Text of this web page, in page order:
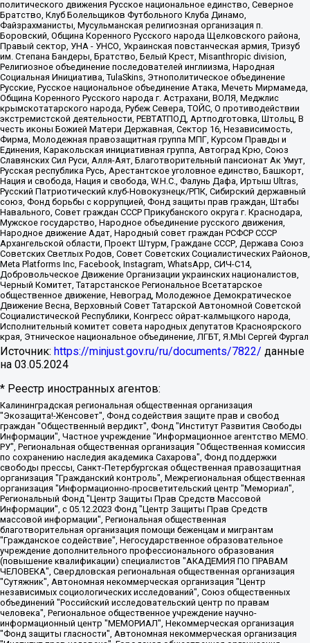
политического движения Русское национальное единство, Северное
Братство, Клуб Болельщиков Футбольного Клуба Динамо,
Файзрахманисты, Мусульманская религиозная организация п.
Боровский, Община Коренного Русского народа Щелковского района,
Правый сектор, УНА - УНСО, Украинская повстанческая армия, Тризуб
им. Степана Бандеры, Братство, Белый Крест, Misanthropic division,
Религиозное объединение последователей инглиизма, Народная
Социальная Инициатива, TulaSkins, Этнополитическое объединение
Русские, Русское национальное объединение Атака, Мечеть Мирмамеда,
Община Коренного Русского народа г. Астрахани, ВОЛЯ, Меджлис
крымскотатарского народа, Рубеж Севера, ТОЙС, О противодействии
экстремистской деятельности, РЕВТАТПОД, Артподготовка, Штольц, В
честь иконы Божией Матери Державная, Сектор 16, Независимость,
Фирма, Молодежная правозащитная группа МПГ, Курсом Правды и
Единения, Каракольская инициативная группа, Автоград Крю, Союз
Славянских Сил Руси, Алля-Аят, Благотворительный пансионат Ак Умут,
Русская республика Русь, Арестантское уголовное единство, Башкорт,
Нация и свобода, Нация и свобода, W.H.С., Фалунь Дафа, Иртыш Ultras,
Русский Патриотический клуб-Новокузнецк/РПК, Сибирский державный
союз, Фонд борьбы с коррупцией, Фонд защиты прав граждан, Штабы
Навального, Совет граждан СССР Прикубанского округа г. Краснодара,
Мужское государство, Народное объединение русского движения,
Народное движение Адат, Народный совет граждан РСФСР СССР
Архангельской области, Проект Штурм, Граждане СССР, Держава Союз
Советских Светлых Родов, Совет Советских Социалистических Районов,
Meta Platforms Inc, Facebook, Instagram, WhatsApp, СИЧ-С14,
Добровольческое Движение Организации украинских националистов,
Черный Комитет, Татарстанское Региональное Всетатарское
общественное движение, Невоград, Молодежное Демократическое
Движение Весна, Верховный Совет Татарской Автономной Советской
Социалистической Республики, Конгресс ойрат-калмыцкого народа,
Исполнительный комитет совета народных депутатов Красноярского
края, Этническое национальное объединение, ЛГБТ, Я.МЫ Сергей Фургал
Источник: https://minjust.gov.ru/ru/documents/7822/ данные
на 03.05.2024
* Реестр иностранных агентов:
Калининградская региональная общественная организация "Экозащита!-Женсовет", Фонд содействия защите прав и свобод граждан "Общественный вердикт", Фонд "Институт Развития Свободы Информации", Частное учреждение "Информационное агентство МЕМО. РУ", Региональная общественная организация "Общественная комиссия по сохранению наследия академика Сахарова", Фонд поддержки свободы прессы, Санкт-Петербургская общественная правозащитная организация "Гражданский контроль", Межрегиональная общественная организация "Информационно-просветительский центр "Мемориал", Региональный Фонд "Центр Защиты Прав Средств Массовой Информации", с 05.12.2023 Фонд "Центр Защиты Прав Средств массовой информации", Региональная общественная благотворительная организация помощи беженцам и мигрантам "Гражданское содействие", Негосударственное образовательное учреждение дополнительного профессионального образования (повышение квалификации) специалистов "АКАДЕМИЯ ПО ПРАВАМ ЧЕЛОВЕКА", Свердловская региональная общественная организация "Сутяжник", Автономная некоммерческая организация "Центр независимых социологических исследований", Союз общественных объединений "Российский исследовательский центр по правам человека", Региональное общественное учреждение научно-информационный центр "МЕМОРИАЛ", Некоммерческая организация "Фонд защиты гласности", Автономная некоммерческая организация "Институт прав человека", Городская общественная организация "Екатеринбургское общество "МЕМОРИАЛ", Городская общественная организация "Рязанское историко-просветительское и правозащитное общество "Мемориал" (Рязанский Мемориал), Челябинский региональный орган общественной самодеятельности – женское общественное объединение "Женщины Евразии", Челябинский региональный орган общественной самодеятельности "Уральская правозащитная группа", Фонд содействия защите здоровья и социальной справедливости имени Андрея Рылькова, Автономная Некоммерческая Организация "Аналитический Центр Юрия Левады", Автономная некоммерческая организация социальной поддержки населения "Проект Апрель", Региональная общественная организация помощи женщинам и детям, находящимся в кризисной ситуации "Информационно-методический центр "Анна", Фонд содействия развитию массовых коммуникаций и правовому просвещению "Так-так-Так", Фонд содействия устойчивому развитию "Серебряная тайга", Свердловский региональный общественный фонд социальных проектов "Новое время", "Idel.Реалии", Кавказ.Реалии, Крым.Реалии, Телеканал Настоящее Время, Татаро-башкирская служба Радио Свобода (Azatliq Radiosi), Радио Свободная Европа/Радио Свобода (PCE/PC), "Сибирь.Реалии", "Фактограф", Благотворительный фонд помощи осужденным и их семьям, Автономная некоммерческая организация "Институт глобализации и социальных движений", Фонд "В защиту прав заключенных", Частное учреждение "Центр поддержки и содействия развитию средств массовой информации", Пензенский региональный общественный благотворительный фонд "Гражданский союз", "Север.Реалии", Некоммерческая организация Фонд "Правовая инициатива", Общество с ограниченной ответственностью "Радио Свободная Европа/Радио Свобода", Чешское информационное агентство "MEDIUM-ORIENT", Красноярская региональная общественная организация "Мы против СПИДа", Камалягин Денис Николаевич, Маркелов Сергей Евгеньевич, Пономарев Лев Александрович, Савицкая Людмила Алексеевна, Автономная некоммерческая организация "Центр по работе с проблемой насилия "НАСИЛИЮ.НЕТ", Межрегиональный профессиональный союз работников здравоохранения "Альянс врачей", Юридическое лицо, зарегистрированное в Латвийской Республике, SIA "Medusa Project" (регистрационный номер 40103797863, дата регистрации 10.06.2014), Некоммерческая организация "Фонд по борьбе с коррупцией", Автономная некоммерческая организация "Институт права и публичной политики", Баданин Роман Сергеевич, Гликин Максим Александрович, Железнова Мария Михайловна, Лукьянова Юлия Сергеевна, Маетная Елизавета Витальевна, Маняхин Петр Борисович, Чуракова Ольга Владимировна, Ярош Юлия Петровна, Юридическое лицо "The Insider SIA", зарегистрированное в Риге, Латвийская Республика (дата регистрации 26.06.2015), являющееся администратором доменного имени интернет-издания "The Insider SIA", https://theins.ru, Постернак Алексей Евгеньевич, Рубин Михаил Аркадьевич, Анин Роман Александрович, Юридическое лицо Istories fonds, зарегистрированное в Латвийской Республике (регистрационный номер 50008295751, дата регистрации 24.02.2020), Великовский Дмитрий Александрович, Долинина Ирина Николаевна, Мароховская Алеся Алексеевна, Шлейнов Роман Юрьевич, Шмагун Олеся Валентиновна, Общество с ограниченной ответственностью "Альтаир 2021", Общество с ограниченной ответственностью "Вега 2021", Общество с ограниченной ответственностью "Главный редактор 2021", Общество с ограниченной ответственностью "Ромашки монолит", Важенков Артем Валерьевич, Ивановская областная общественная организация "Центр гендерных исследований", Гурман Юрий Альбертович, Медиапроект "ОВД-Инфо", Егоров Владимир Владимирович, Жилинский Владимир Александрович, Общество с ограниченной ответственностью "ЗП", Иванова София Юрьевна, Карезина Инна Павловна, Кильтау Екатерина Викторовна, Петров Алексей Викторович, Пискунов Сергей Евгеньевич, Смирнов Сергей Сергеевич, Тихонов Михаил Сергеевич, Общество с ограниченной ответственностью "ЖУРНАЛИСТ-ИНОСТРАННЫЙ АГЕНТ", Арапова Галина Юрьевна, Вольтская Татьяна Анатольевна, Американская компания "Mason G.E.S. Anonymous Foundation" (США), являющаяся владельцем интернет-издания https://mnews.world/, Компания "Stichting Bellingcat", зарегистрированная в Нидерландах (дата регистрации 11.07.2018), Захаров Андрей Вячеславович, Клепиковская Екатерина Дмитриевна, Общество с ограниченной ответственностью "МЕМО", Перл Роман Александрович, Симонов Евгений Алексеевич, Соловьева Елена Анатольевна, Сотников Даниил Владимирович, Сурначева Елизавета Дмитриевна, Автономная некоммерческая организация по защите прав человека и информированию населения "Якутия – Наше Мнение", Общество с ограниченной ответственностью "Москоу диджитал медиа", с 26.01.2023 Общество с ограниченной ответственностью "Чайка Белые сады", Ветошкина Валерия Валерьевна, Заговора Максим Александрович, Межрегиональное общественное движение "Российская ЛГБТ - сеть", Оленичев Максим Владимирович, Павлов Иван Юрьевич, Скворцова Елена Сергеевна, Общество с ограниченной ответственностью "Как бы инагент", Кочетков Игорь Викторович, Общество с ограниченной ответственностью "Честные выборы", Еланчик Олег Александрович, Общество с ограниченной ответственностью "Нобелевский призыв", Гималова Регина Эмилевна, Григорьев Андрей Валерьевич, Григорьева Алина Александровна, Ассоциация по содействию защите прав призывников, альтернативнослужащих и военнослужащих "Правозащитная группа "Гражданин.Армия.Право", Хисамова Регина Фаритовна, Автономная некоммерческая организация по реализации социально-правовых программ "Лилит", Дальневосточное общественное движение "Маяк", Санкт-Петербургская ЛГБТ-инициативная группа "Выход", Инициативная группа ЛГБТ+ "Реверс", Алексеев Андрей Викторович, Бекбулатова Таисия Львовна, Беляев Иван Михайлович, Владыкина Елена Сергеевна, Гельман Марат Александрович, Никульшина Вероника Юрьевна, Толоконникова Надежда Андреевна, Шендерович Виктор Анатольевич, Общество с ограниченной ответственностью "Данное сообщение", Общество с ограниченной ответственностью Издательский дом "Новая глава", Айнбиндер Александра Александровна, Московский комьюнити-центр для ЛГБТ+инициатив, Благотворительный фонд развития филантропии, Deutsche Welle (Германия, Kurt-Schumacher-Strasse 3, 53113 Bonn), Борзунова Мария Михайловна, Воробьев Виктор Викторович, Голубева Анна Львовна, Константинова Алла Михайловна, Малкова Ирина Владимировна, Мурадов Мурад Абдулгалимович, Осетинская Елизавета Николаевна, Понасенков Евгений Николаевич, Ганапольский Матвей Юрьевич, Киселев Евгений Алексеевич, Борухович Ирина Григорьевна, Дремин Иван Тимофеевич, Дубровский Дмитрий Викторович, Красноярская региональная общественная организация поддержки и развития альтернативных образовательных технологий и межкультурных коммуникаций "ИНТЕРРА", Маяковская Екатерина Алексеевна, Фейгин Марк Захарович, Филимонов Андрей Викторович, Дзугкоева Регина Николаевна, Доброхотов Роман Александрович, Дудь Юрий Александрович, Елкин Сергей Владимирович, Кругликов Кирилл Игоревич, Сабунаева Мария Леонидовна, Семенов Алексей Владимирович, Шаинян Карен Багратович, Шульман Екатерина Михайловна, Асафьев Артур Валерьевич, Вахштайн Виктор Семенович, Венедиктов Алексей Алексеевич, Лушникова Екатерина Евгеньевна, Волков Леонид Михайлович, Невзоров Александр Глебович, Пархоменко Сергей Борисович, Сироткин Ярослав Николаевич, Кара-Мурза Владимир Владимирович, Баранова Наталья Владимировна, Гозман Леонид Яковлевич, Кагарлицкий Борис Юльевич, Климарев Михаил Валерьевич, Милов Владимир Станиславович, Автономная некоммерческая организация Краснодарский центр современного искусства "Типография", Моргенштерн Алишер Тагирович, Соболь Любовь Эдуардовна, Общество с ограниченной ответственностью "ЛИЗА НОРМ", Каспаров Гарри Кимович, Ходорковский Михаил Борисович, Общество с ограниченной ответственностью "Апрельские тезисы", Данилович Ирина Брониславовна, Кашин Олег Владимирович, Петров Николай Владимирович, Пивоваров Алексей Владимирович, Соколов Михаил Владимирович, Цветкова Юлия Владимировна, Чичваркин Евгений Александрович, Комитет против пыток/Команда против пыток, Общество с ограниченной ответственностью "Первый научный", Общество с ограниченной ответственностью "Вертолет и ко", Белоцерковская Вероника Борисовна, Кац Максим Евгеньевич, Лазарева Татьяна Юрьевна, Шаведдинов Руслан Табризович, Яшин Илья Валерьевич, Общество с ограниченной ответственностью "Иноагент ААВ", Алешковский Дмитрий Петрович, Альбац Евгения Марковна, Быков Дмитрий Львович, Галямина Юлия Евгеньевна, Лойко Сергей Леонидович, Мартынов Кирилл Константинович, Медведев Сергей Александрович, Крашенинников Федор Геннадиевич, Гордеева Катерина Вл